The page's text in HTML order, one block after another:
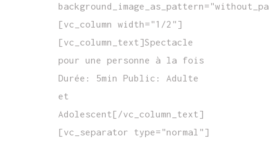
[vc_column width="1/2"]
[vc_column_text]Spectacle
pour une personne à la fois
Durée: 5min Public: Adulte
et
Adolescent[/vc_column_text]
[vc_separator type="normal"]